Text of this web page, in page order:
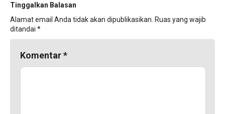
Tinggalkan Balasan
Alamat email Anda tidak akan dipublikasikan. Ruas yang wajib
ditandai *
Komentar*